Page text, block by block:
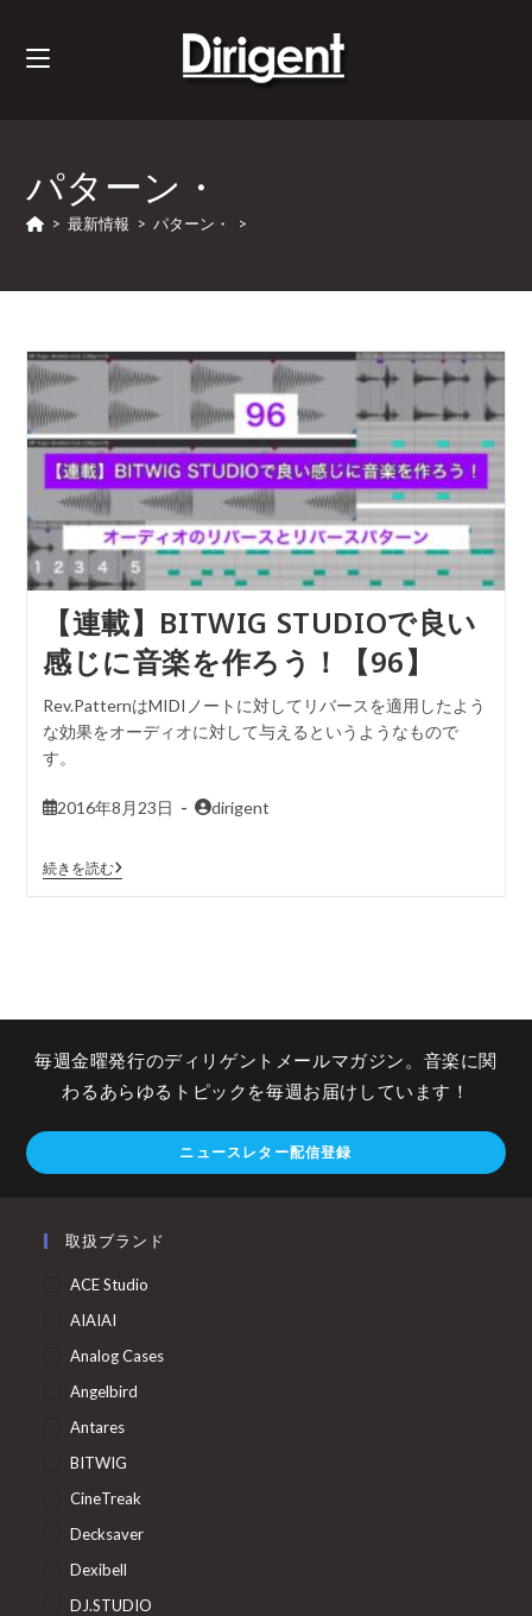
パターン・
> 最新情報 > パターン・ >
【連載】BITWIG STUDIOで良い
感じに音楽を作ろう！【96】
Rev.PatternはMIDIノートに対してリバースを適用したよう
な効果をオーディオに対して与えるというようなもので
す。
2016年8月23日 dirigent
続きを読む
毎週金曜発行のディリゲントメールマガジン。音楽に関
わるあらゆるトピックを毎週お届けしています！
ニュースレター配信登録
取扱ブランド
ACE Studio
AIAIAI
Analog Cases
Angelbird
Antares
BITWIG
CineTreak
Decksaver
Dexibell
DJ.STUDIO